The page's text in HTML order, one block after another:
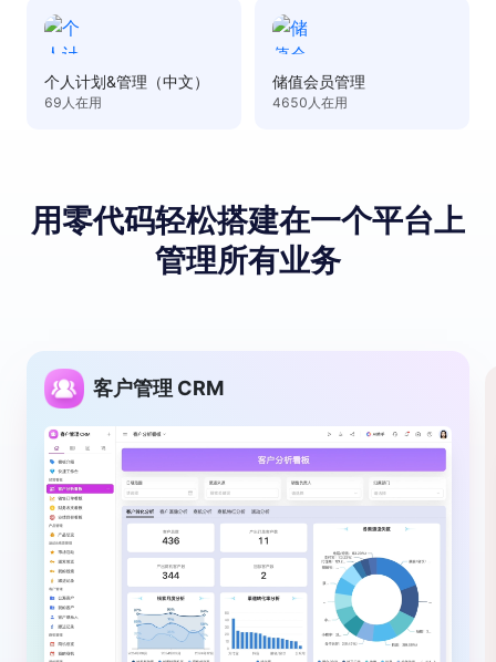
个人计划&管理（中文）
69 人在用
储值会员管理
4650 人在用
用零代码轻松搭建在⼀个平台上
管理所有业务
客户管理 CRM